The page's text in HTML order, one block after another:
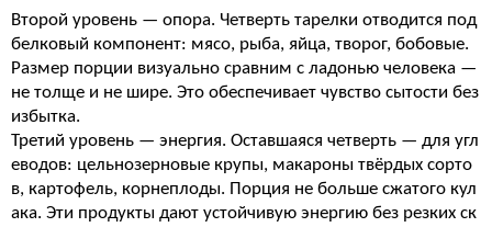
Второй уровень — опора. Четверть тарелки отводится под
белковый компонент: мясо, рыба, яйца, творог, бобовые.
Размер порции визуально сравним с ладонью человека —
не толще и не шире. Это обеспечивает чувство сытости без
избытка.
Третий уровень — энергия. Оставшаяся четверть — для угл
еводов: цельнозерновые крупы, макароны твёрдых сорто
в, картофель, корнеплоды. Порция не больше сжатого кул
ака. Эти продукты дают устойчивую энергию без резких ск